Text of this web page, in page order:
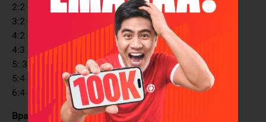
2:2 - Бурделёв (Пушкарёв) - 24:53
3:2 - Ханьжин (Евграфов, Ковзалов) - 29:22 ГБ
4:2 - Воробьёв (Лакиза, Пушкарёв) - 32:40
4:3 - Летов (Ахметянов, Попитич) - 40:54 ГБ
5: 3 - Ефимов (Хамматов) - 43:23
5:4 - Сирофимович (Панов) - 45:31
6:4 - Ковзалов (Гуляков, Евграфов) - 57:21 ГБ
Вратари: Демидов - Целиков